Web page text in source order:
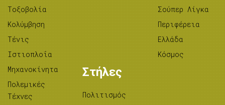
Tοξοβολία
Κολύμβηση
Τένις
Ιστιοπλοΐα
Μηχανοκίνητα
Πολεμικές
Τέχνες
Σούπερ Λίγκα
Περιφέρεια
Ελλάδα
Κόσμος
Στήλες
Πολιτισμός